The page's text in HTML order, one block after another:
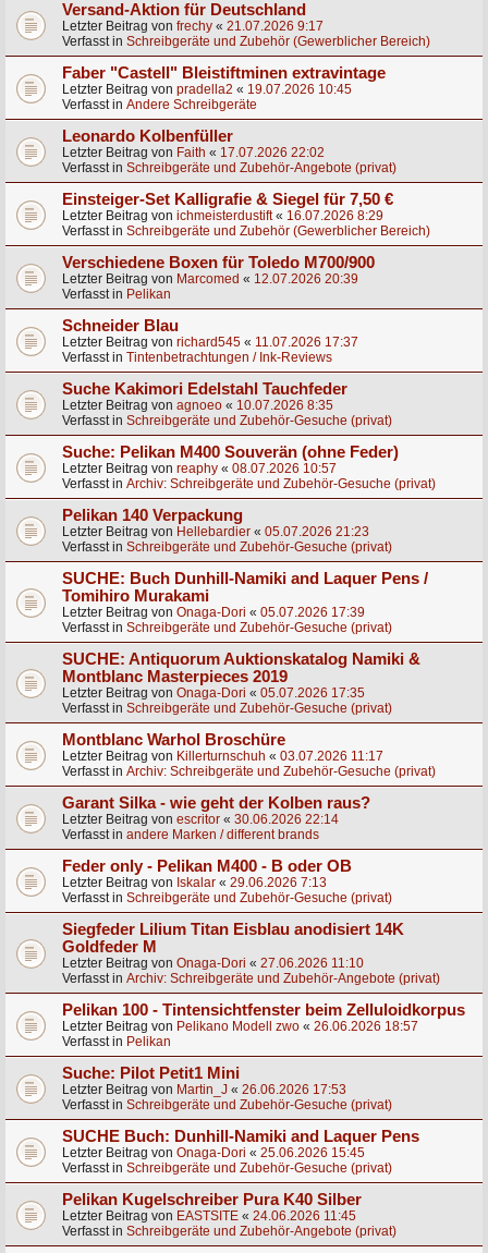
Versand-Aktion für Deutschland
Letzter Beitrag von frechy « 21.07.2026 9:17
Verfasst in Schreibgeräte und Zubehör (Gewerblicher Bereich)
Faber "Castell" Bleistiftminen extravintage
Letzter Beitrag von pradella2 « 19.07.2026 10:45
Verfasst in Andere Schreibgeräte
Leonardo Kolbenfüller
Letzter Beitrag von Faith « 17.07.2026 22:02
Verfasst in Schreibgeräte und Zubehör-Angebote (privat)
Einsteiger-Set Kalligrafie & Siegel für 7,50 €
Letzter Beitrag von ichmeisterdustift« 16.07.2026 8:29
Verfasst in Schreibgeräte und Zubehör (Gewerblicher Bereich)
Verschiedene Boxen für Toledo M700/900
Letzter Beitrag von Marcomed « 12.07.2026 20:39
Verfasst in Pelikan
Schneider Blau
Letzter Beitrag von richard545 « 11.07.2026 17:37
Verfasst in Tintenbetrachtungen / Ink-Reviews
Suche Kakimori Edelstahl Tauchfeder
Letzter Beitrag von agnoeo « 10.07.2026 8:35
Verfasst in Schreibgeräte und Zubehör-Gesuche (privat)
Suche: Pelikan M400 Souverän (ohne Feder)
Letzter Beitrag von reaphy « 08.07.2026 10:57
Verfasst in Archiv: Schreibgeräte und Zubehör-Gesuche (privat)
Pelikan 140 Verpackung
Letzter Beitrag von Hellebardier « 05.07.2026 21:23
Verfasst in Schreibgeräte und Zubehör-Gesuche (privat)
SUCHE: Buch Dunhill-Namiki and Laquer Pens /
Tomihiro Murakami
Letzter Beitrag von Onaga-Dori « 05.07.2026 17:39
Verfasst in Schreibgeräte und Zubehör-Gesuche (privat)
SUCHE: Antiquorum Auktionskatalog Namiki &
Montblanc Masterpieces 2019
Letzter Beitrag von Onaga-Dori « 05.07.2026 17:35
Verfasst in Schreibgeräte und Zubehör-Gesuche (privat)
Montblanc Warhol Broschüre
Letzter Beitrag von Killerturnschuh « 03.07.2026 11:17
Verfasst in Archiv: Schreibgeräte und Zubehör-Gesuche (privat)
Garant Silka - wie geht der Kolben raus?
Letzter Beitrag von escritor « 30.06.2026 22:14
Verfasst in andere Marken / different brands
Feder only - Pelikan M400 - B oder OB
Letzter Beitrag von Iskalar « 29.06.2026 7:13
Verfasst in Schreibgeräte und Zubehör-Gesuche (privat)
Siegfeder Lilium Titan Eisblau anodisiert 14K
Goldfeder M
Letzter Beitrag von Onaga-Dori « 27.06.2026 11:10
Verfasst in Archiv: Schreibgeräte und Zubehör-Angebote (privat)
Pelikan 100 - Tintensichtfenster beim Zelluloidkorpus
Letzter Beitrag von Pelikano Modell zwo « 26.06.2026 18:57
Verfasst in Pelikan
Suche: Pilot Petit1 Mini
Letzter Beitrag von Martin_J « 26.06.2026 17:53
Verfasst in Schreibgeräte und Zubehör-Gesuche (privat)
SUCHE Buch: Dunhill-Namiki and Laquer Pens
Letzter Beitrag von Onaga-Dori « 25.06.2026 15:45
Verfasst in Schreibgeräte und Zubehör-Gesuche (privat)
Pelikan Kugelschreiber Pura K40 Silber
Letzter Beitrag von EASTSITE « 24.06.2026 11:45
Verfasst in Schreibgeräte und Zubehör-Angebote (privat)